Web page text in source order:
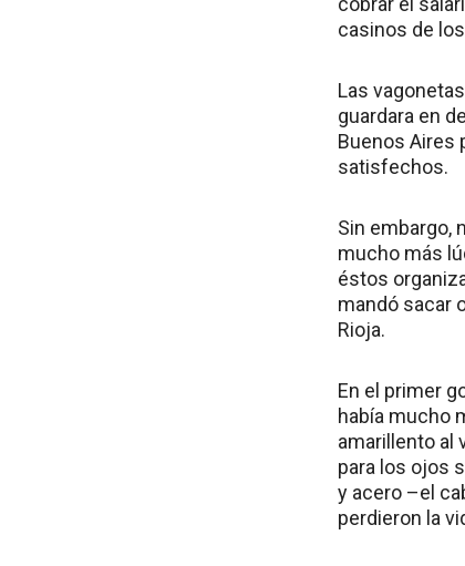
casinos de
Las
guardara en
Buenos Aires
satisfechos.
Sin embargo,
mucho más
éstos
mandó sacar
Rioja.
En el primer
había mucho
amarillento al
para los ojos
y acero –el
perdieron la